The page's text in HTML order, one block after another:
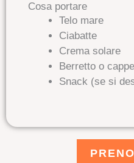
Cosa portare
Telo mare
Ciabatte
Crema solare
Berretto o
Snack (se si